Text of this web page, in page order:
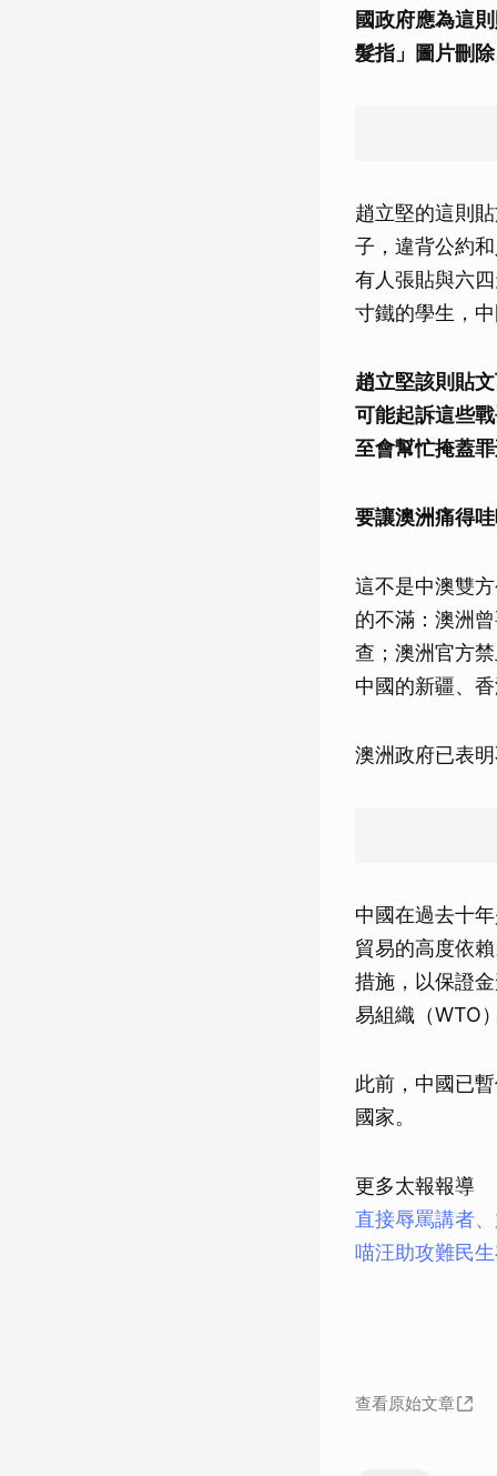
國政府應為這
髮指」圖片刪
趙立堅的這則
子，違背公約
有人張貼與六
寸鐵的學生，
趙立堅該則貼
可能起訴這些
至會幫忙掩蓋
要讓澳洲痛得
這不是中澳雙
的不滿：澳洲
查；澳洲官方
中國的新疆、
澳洲政府已表
中國在過去十
貿易的高度依
措施，以保證
易組織（WTO
此前，中國已
國家。
更多太報報導
直接辱罵講者
喵汪助攻難民
查看原始文章